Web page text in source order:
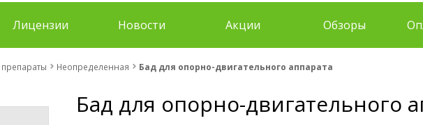
Лицензии Новости Акции Обзоры
Неопределенная Бад для опорно-двигательного аппарата
Бад для опорно-двигательного